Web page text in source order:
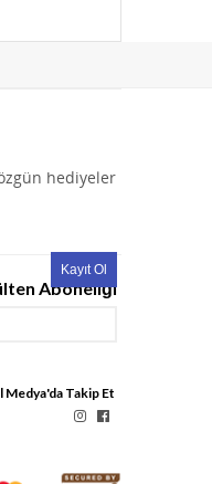
hediyeler
Aboneliği
Medya'da Takip Et